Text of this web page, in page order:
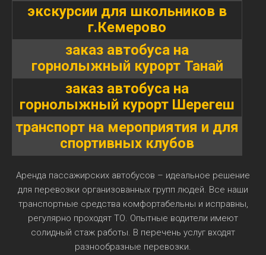
экскурсии для школьников в
г.Кемерово
заказ автобуса на
горнолыжный курорт Танай
заказ автобуса на
горнолыжный курорт Шерегеш
транспорт на мероприятия и для
спортивных клубов
Аренда пассажирских автобусов – идеальное решение
для перевозки организованных групп людей. Все наши
транспортные средства комфортабельны и исправны,
регулярно проходят ТО. Опытные водители имеют
солидный стаж работы. В перечень услуг входят
разнообразные перевозки.